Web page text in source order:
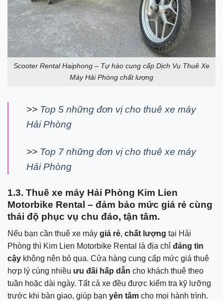
Scooter Rental Haiphong – Tự hào cung cấp Dịch Vụ Thuê Xe
Máy Hải Phòng chất lượng
>> Top 5 những đơn vị cho thuê xe máy
Hải Phòng
>> Top 7 những đơn vị cho thuê xe máy
Hải Phòng
1.3. Thuê xe máy Hải Phòng Kim Lien
Motorbike Rental – đảm bảo mức giá rẻ cùng
thái độ phục vụ chu đáo, tận tâm.
Nếu bạn cần thuê xe máy giá rẻ, chất lượng tại Hải
Phòng thì Kim Lien Motorbike Rental là địa chỉ đáng tin
cậy không nên bỏ qua. Cửa hàng cung cấp mức giá thuê
hợp lý cùng nhiều ưu đãi hấp dẫn cho khách thuê theo
tuần hoặc dài ngày. Tất cả xe đều được kiểm tra kỹ lưỡng
trước khi bàn giao, giúp bạn yên tâm cho mọi hành trình.